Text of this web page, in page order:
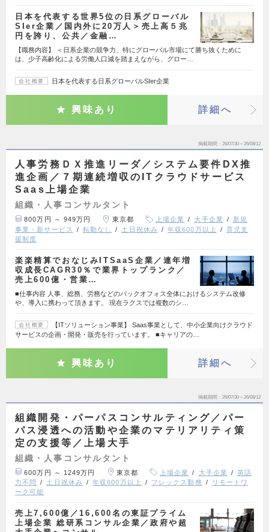
日本を代表する世界5位の日系グローバル
SIer企業／国内外に20万人＞売上高５兆
円を誇り、公共／金融…
【職務内容】 ＜日系企業の競争力、特にグローバル市場にて勝ち抜くために
は、少子高齢化による労働人口減を踏まえながら、グロー…
会社概要 日本を代表する日系グローバルSIer企業
興味あり 詳細へ
掲載期間 26/07/30～26/08/12
人事労務ＤＸ推進リーダ／システム要件DX推
進企画／７期連続増収のITクラウドサービス
Saas上場企業
組織・人事コンサルタント
800万円 ～ 949万円 東京都 上場企業 大手企業
新規
事業・新サービス
転勤なし 土日祝休み 年収600万以上
育児支
援制度
楽楽精算でおなじみITSaaS企業／連年増
収成長CAGR30％で業界トップランク／
売上600億・営業…
■仕事内容 人事、総務、労務などのバックオフォス全体におけるシステム改修
や、導入に携わって頂きます。 現在ラクスでは複数のシ…
会社概要
【ITソリューション事業】 Saas事業として、中小企業向けクラウド
サービスの企画・開発・販売を行っています。 ■キャリアの…
興味あり 詳細へ
掲載期間 26/07/30～26/08/12
組織開発・パーパスコンサルティング／パー
パス浸透への活動や企業のマテリアリティ策
定の支援等／上場大手
組織・人事コンサルタント
600万円 ～ 1249万円 東京都 上場企業 大手企業
英語
力不問
土日祝休み 年収600万以上 フレックス勤務
リモートワ
ーク可能
売上7,600億／16,600名の東証プライム
上場企業 総研系コンサル企業／政府や超